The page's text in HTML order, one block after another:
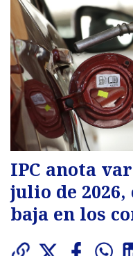
IPC anota
julio de
baja en los